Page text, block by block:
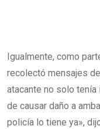
Igualmente, como
recolectó mensajes
atacante no solo tenía
de causar daño a
policía lo tiene ya»,